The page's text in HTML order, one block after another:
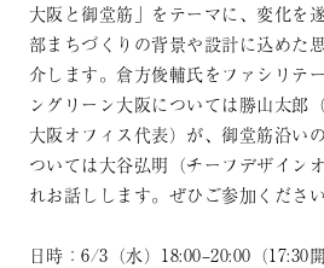
大阪と御堂筋」をテーマに、変化を
部まちづくりの背景や設計に込めた
介します。倉方俊輔氏をファシリテ
ングリーン大阪については勝山太郎
大阪オフィス代表）が、御堂筋沿い
ついては大谷弘明（チーフデザイン
れお話しします。ぜひご参加ください
日時：6/3（水）18:00–20:00（17:30開